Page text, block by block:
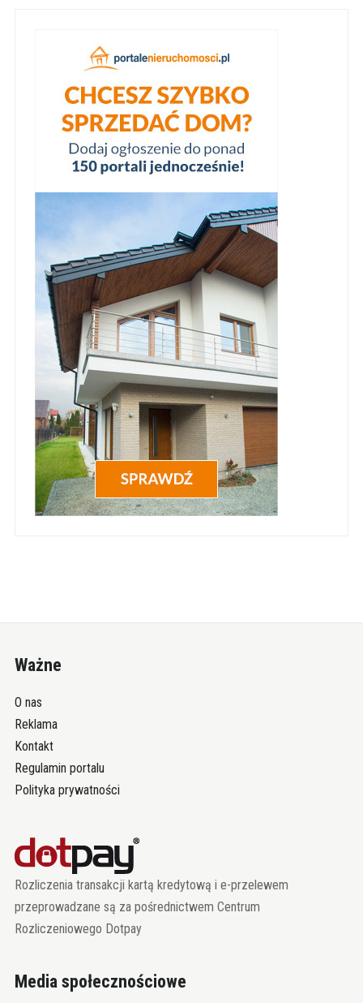
Ważne
O nas
Reklama
Kontakt
Regulamin portalu
Polityka prywatności
Rozliczenia transakcji kartą kredytową i e-przelewem
przeprowadzane są za pośrednictwem Centrum
Rozliczeniowego Dotpay
Media społecznościowe